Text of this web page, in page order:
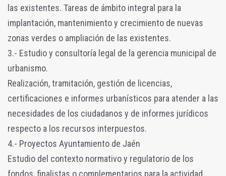
las existentes. Tareas de ámbito integral para la
implantación, mantenimiento y crecimiento de nuevas
zonas verdes o ampliación de las existentes.
3.- Estudio y consultoría legal de la gerencia municipal de
urbanismo.
Realización, tramitación, gestión de licencias,
certificaciones e informes urbanísticos para atender a las
necesidades de los ciudadanos y de informes jurídicos
respecto a los recursos interpuestos.
4.- Proyectos Ayuntamiento de Jaén
Estudio del contexto normativo y regulatorio de los